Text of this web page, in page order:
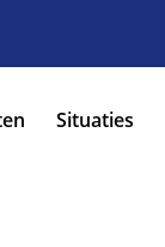
Situaties